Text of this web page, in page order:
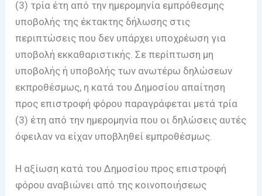
(3) τρία έτη από την ημερομηνία εμπρόθεσμης
υποβολής της έκτακτης δήλωσης στις
περιπτώσεις που δεν υπάρχει υποχρέωση για
υποβολή εκκαθαριστικής. Σε περίπτωση μη
υποβολής ή υποβολής των ανωτέρω δηλώσεων
εκπροθέσμως, η κατά του Δημοσίου απαίτηση
προς επιστροφή φόρου παραγράφεται μετά τρία
(3) έτη από την ημερομηνία που οι δηλώσεις αυτές
όφειλαν να είχαν υποβληθεί εμπροθέσμως.
Η αξίωση κατά του Δημοσίου προς επιστροφή
φόρου αναβιώνει από της κοινοποιήσεως